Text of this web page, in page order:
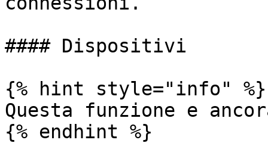
#### Dispositivi
{% hint style="info" %}
Questa funzione e
{% endhint %}